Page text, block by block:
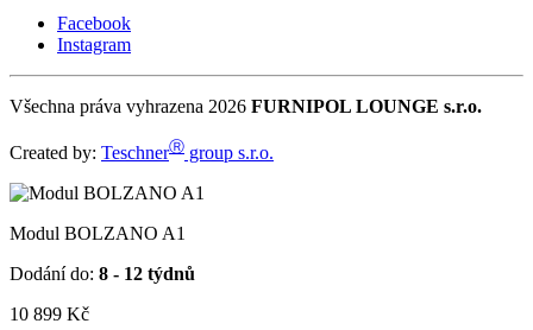
Facebook
Instagram
Všechna práva vyhrazena 2026 FURNIPOL LOUNGE s.r.o.
Created by: TeschnerⓇ group s.r.o.
Modul BOLZANO A1
Dodání do: 8 - 12 týdnů
10 899 Kč